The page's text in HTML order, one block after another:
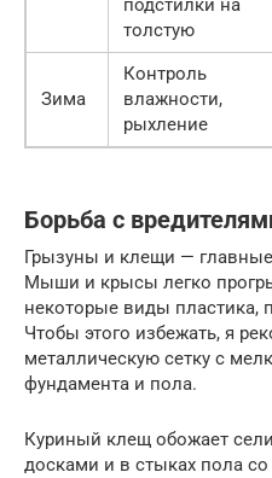
подстилки на
толстую
Зима
Контроль
влажности,
рыхление
Борьба с
Грызуны и клещи —
Мыши и крысы легко
некоторые виды пластика,
Чтобы этого избежать, я
металлическую сетку с
фундамента и пола.
Куриный клещ обожает
досками и в стыках пола